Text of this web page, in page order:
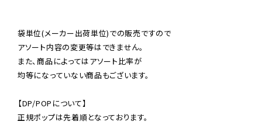
袋単位(メーカー出荷単位)での販売ですので
アソート内容の変更等はできません。
また、商品によってはアソート比率が
均等になっていない商品もございます。
【DP/POPについて】
正規ポップは先着順となっております。